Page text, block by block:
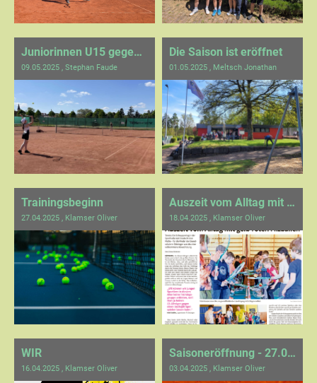
Juniorinnen U15 gegen SPG Weil der Stadt
09.05.2025 , Stephan Faude
Die Saison ist eröffnet
01.05.2025 , Meltsch Jonathan
Trainingsbeginn
27.04.2025 , Klamser Oliver
Auszeit vom Alltag mit gelb-roten Filzbällen
18.04.2025 , Klamser Oliver
WIR
16.04.2025 , Klamser Oliver
Saisoneröffnung - 27.04.2025 ab 14 Uhr
03.04.2025 , Klamser Oliver